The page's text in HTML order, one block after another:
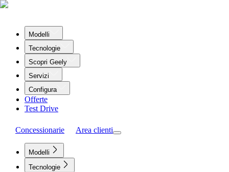
Modelli
Tecnologie
Scopri Geely
Servizi
Configura
Offerte
Test Drive
Concessionarie Area clienti
Modelli
Tecnologie